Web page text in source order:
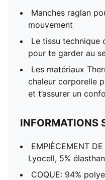
Manches raglan
mouvement
Le tissu technique
pour te garder au
Les matériaux
chaleur corporelle
et t’assurer un
INFORMATIONS
EMPIÈCEMENT
Lyocell, 5%
COQUE: 94%